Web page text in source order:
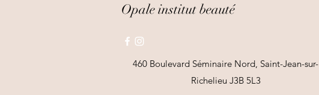
Opale institut beauté
460 Boulevard Séminaire Nord, Saint-Jean-sur-
Richelieu J3B 5L3